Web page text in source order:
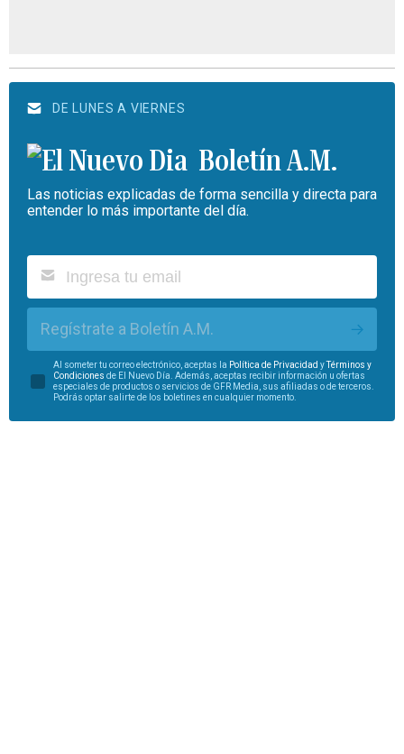
DE LUNES A VIERNES
Boletín A.M.
Las noticias explicadas de forma sencilla y directa para
entender lo más importante del día.
Regístrate a Boletín A.M.
Al someter tu correo electrónico, aceptas la Política de Privacidad y
Términos y
Condiciones de El Nuevo Día. Además, aceptas recibir información u ofertas
especiales de productos o servicios de GFR Media, sus afiliadas o de terceros.
Podrás optar salirte de los boletines en cualquier momento.